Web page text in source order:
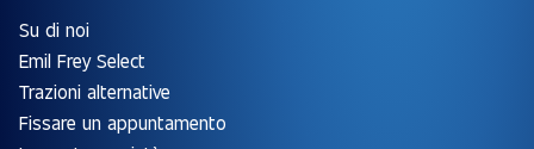
Su di noi
Emil Frey Select
Trazioni alternative
Fissare un appuntamento